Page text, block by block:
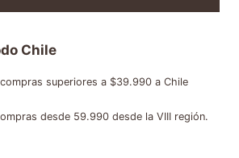
Chile
superiores a $39.990 a Chile
desde 59.990 desde la VIII región.